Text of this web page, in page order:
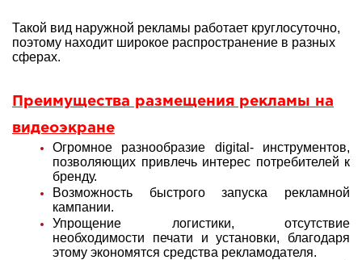
Такой вид наружной рекламы работает круглосуточно,
поэтому находит широкое распространение в разных
сферах.
Преимущества размещения рекламы на
видеоэкране
Огромное разнообразие digital- инструментов,
позволяющих привлечь интерес потребителей к
бренду.
Возможность быстрого запуска рекламной
кампании.
Упрощение логистики, отсутствие
необходимости печати и установки, благодаря
этому экономятся средства рекламодателя.